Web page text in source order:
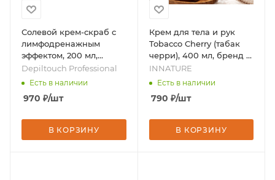
Солевой крем-скраб с
лимфодренажным
эффектом, 200 мл,
бренд - Depiltouch
Professional
Depiltouch Professional
Есть в наличии
970 ₽/шт
В КОРЗИНУ
Крем для тела и рук
Tobacco Cherry (табак
черри), 400 мл, бренд -
INNATURE
INNATURE
Есть в наличии
790 ₽/шт
В КОРЗИНУ